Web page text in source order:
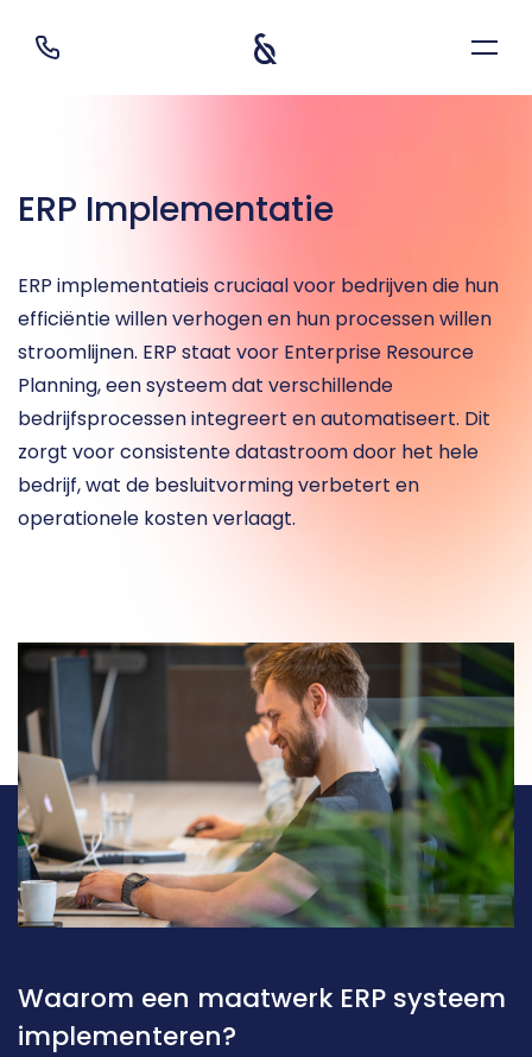
ERP Implementatie
ERP implementatieis cruciaal voor bedrijven die hun
efficiëntie willen verhogen en hun processen willen
stroomlijnen. ERP staat voor Enterprise Resource
Planning, een systeem dat verschillende
bedrijfsprocessen integreert en automatiseert. Dit
zorgt voor consistente datastroom door het hele
bedrijf, wat de besluitvorming verbetert en
operationele kosten verlaagt.
Waarom een maatwerk ERP systeem
implementeren?